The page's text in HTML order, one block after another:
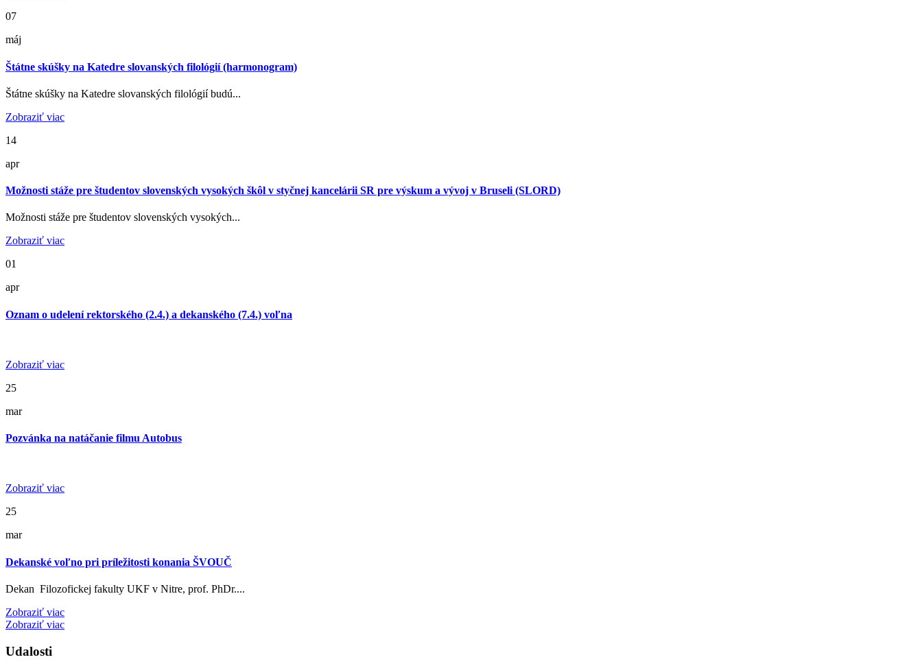
07
máj
Štátne skúšky na Katedre slovanských filológií (harmonogram)
Štátne skúšky na Katedre slovanských filológií budú...
Zobraziť viac
14
apr
Možnosti stáže pre študentov slovenských vysokých škôl v styčnej kancelárii SR pre výskum a vývoj v Bruseli (SLORD)
Možnosti stáže pre študentov slovenských vysokých...
Zobraziť viac
01
apr
Oznam o udelení rektorského (2.4.) a dekanského (7.4.) voľna
Zobraziť viac
25
mar
Pozvánka na natáčanie filmu Autobus
Zobraziť viac
25
mar
Dekanské voľno pri príležitosti konania ŠVOUČ
Dekan Filozofickej fakulty UKF v Nitre, prof. PhDr....
Zobraziť viac
Zobraziť viac
Udalosti